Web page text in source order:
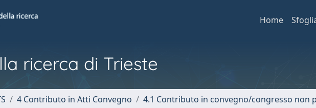
Home
ricerca di Trieste
4 Contributo in Atti Convegno 4.1 Contributo in convegno/congresso non